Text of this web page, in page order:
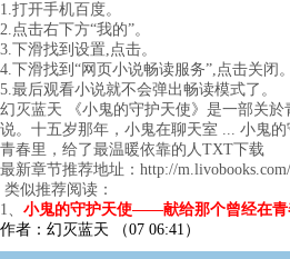
1.打开手机百度。
2.点击右下方“我的”。
3.下滑找到设置,点击。
4.下滑找到“网页小说畅读服务”,点击关闭。
5.最后观看小说就不会弹出畅读模式了。
幻灭蓝天 《小鬼的守护天使》是一部关
说。十五岁那年，小鬼在聊天室 ... 小鬼
青春里，给了最温暖依靠的人TXT下载
最新章节推荐地址：http://
类似推荐阅读：
1、 小鬼的守护天使——献给那个曾经在青
作者：幻灭蓝天 （07 06:41）